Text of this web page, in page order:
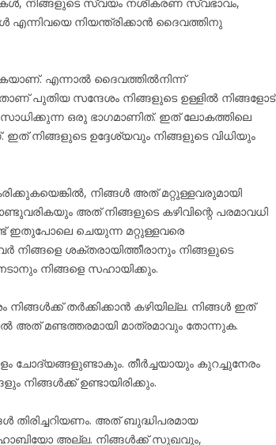
എന്നിവയെ നിയന്ത്രിക്കാൻ ദൈവത്തിനു
എന്നാൽ ദൈവത്തിൽനിന്ന്
പുതിയ സന്ദേശം നിങ്ങളുടെ ഉള്ളിൽ നിങ്ങളോട്
സാധിക്കുന്ന ഒരു ഭാഗമാണിത്. ഇത് ലോകത്തിലെ
നിങ്ങളുടെ ഉദ്ദേശ്യവും നിങ്ങളുടെ വിധിയും
നിങ്ങൾ അത് മറ്റുള്ളവരുമായി
അത് നിങ്ങളുടെ കഴിവിന്റെ പരമാവധി
ചെയുന്ന മറ്റുള്ളവരെ
ശക്തരായിത്തീരാനും നിങ്ങളുടെ
നിങ്ങളെ സഹായിക്കും.
തർക്കിക്കാൻ കഴിയില്ല. നിങ്ങൾ ഇത്
അത് മണ്ടത്തരമായി മാത്രമാവും തോന്നുക.
ചോദ്യങ്ങളുണ്ടാകും. തീർച്ചയായും കുറച്ചുനേരം
നിങ്ങൾക്ക് ഉണ്ടായിരിക്കും.
അത് ബുദ്ധിപരമായ
അല്ല. നിങ്ങൾക്ക് സുഖവും,